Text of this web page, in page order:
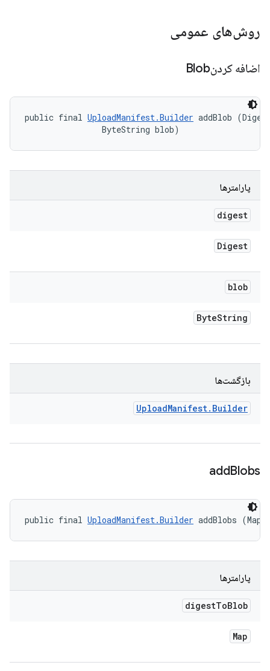
روش‌های عمومی
اضافه کردنBlob
public final UploadManifest.Builder addBlob
                ByteString blob)
پارامترها
digest
Digest
blob
ByteString
بازگشت‌ها
UploadManifest. Builder
addBlobs
public final UploadManifest.Builder addBlobs
پارامترها
digestToBlob
Map